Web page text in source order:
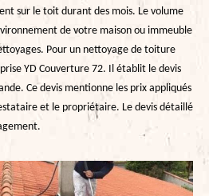
sur le toit durant des mois. Le volume
de votre maison ou immeuble
Pour un nettoyage de toiture
YD Couverture 72. Il établit le devis
Ce devis mentionne les prix appliqués
et le propriétaire. Le devis détaillé